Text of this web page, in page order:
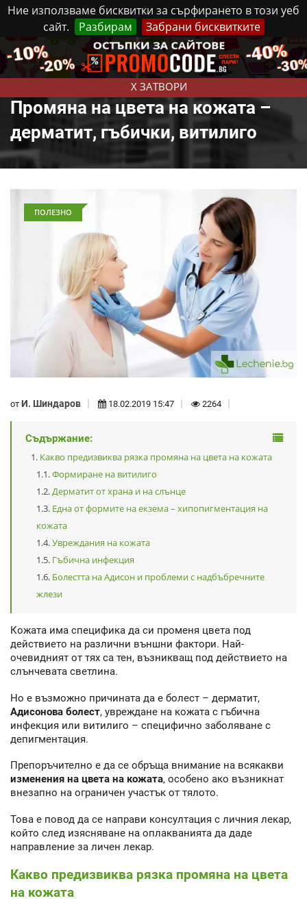
Ние използваме бисквитки за сърфирането в този уеб
сайт.
Разбирам Забрани бисквитките
X ЗАТВОРИ
Четвъртък, 6 Август, 2026 Реклама Контакти
Промяна на цвета на кожата –
дерматит, гъбички, витилиго
ПОЛЕЗНО
от И. Шиндаров 18.02.2019 15:47 2264
Съдържание:
Какво предизвиква рязка промяна на цвета на кожата
Формиране на витилиго
Дерматит от храна и на слънце
Една от формите на екзема – хипопигментация на
кожата
Увреждания на кожата
Гъбична инфекция
Болестта на Адисон и проблеми с надбъбречните
жлези
Кожата има специфика да си променя цвета под
действието на различни външни фактори. Най-
очевидният от тях са тен, възникващ под действието на
слънчевата светлина.
Но е възможно причината да е болест – дерматит,
Адисонова болест, увреждане на кожата с гъбична
инфекция или витилиго – специфично заболяване с
депигментация.
Препоръчително е да се обръща внимание на всякакви
изменения на цвета на кожата, особено ако възникнат
внезапно на ограничен участък от тялото.
Това е повод да се направи консултация с личния лекар,
който след изясняване на оплакванията да даде
направление за личен лекар.
Какво предизвиква рязка промяна на цвета
на кожата